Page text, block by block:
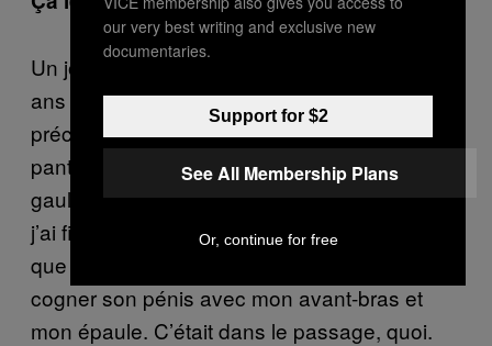
Un jour, j’ai eu en traitement un type de 32
ans qui avait des problèmes d’éjaculation
précoce. Au moment où il a baissé son
pantalon, il avait déjà une bonne grosse
gaule. Je me suis dit, retiens-toi de rigoler, et
j’ai fixé le mur. C’était impossible de faire quoi
que ce soit parce que je n’arrêtais pas de
cogner son pénis avec mon avant-bras et
mon épaule. C’était dans le passage, quoi.
our very best writing and exclusive new
documentaries.
Support for $2
See All Membership Plans
Or, continue for free